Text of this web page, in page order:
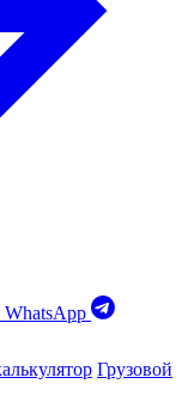
WhatsApp
Грузовой